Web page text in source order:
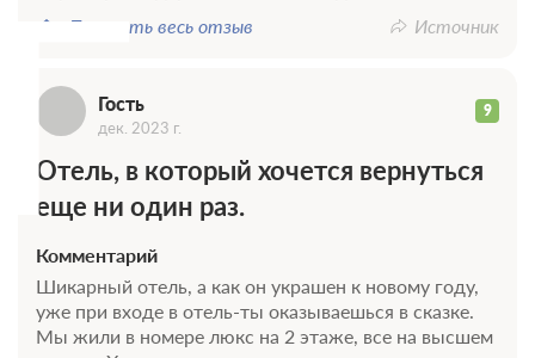
4 фото
Комфортабельный номер с двуспальной кроватью QUEEN SIZE
и раздвижным диваном. Мебель и предметы интерьера
привезены из Италии. Подходит для пар с детьми и тех, кто
предпочитает семейный отдых. В комплектацию номера входят
косметические принадлежности и халаты. Для доступа к
верхним этажам работает лифт. Круглосуточная стойка
регистрации. Бесплатный Wi-Fi, охраняемая парковка.
Телевизор
Сплит-система
2 гостя
Показать весь отзыв
Источник
Гость 9
дек. 2023 г.
Отель, в который хочется вернуться
еще ни один раз.
Комментарий
Шикарный отель, а как он украшен к новому году,
уже при входе в отель-ты оказываешься в сказке.
Мы жили в номере люкс на 2 этаже, все на высшем